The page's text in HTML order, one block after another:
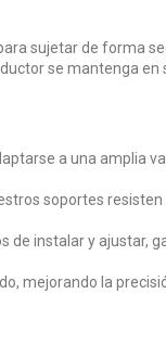
sujetar de forma
se mantenga
a una amplia
soportes
de instalar y ajustar,
mejorando la